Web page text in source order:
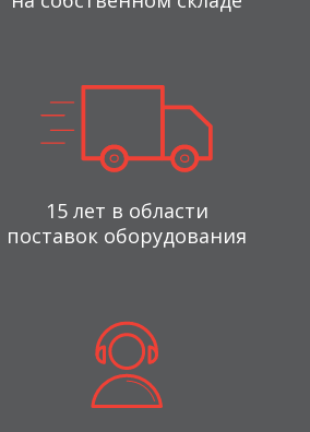
15 лет в области
поставок оборудования